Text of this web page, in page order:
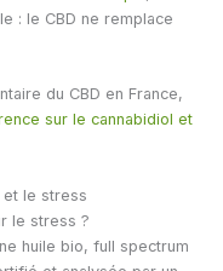
: le CBD ne remplace
du CBD en France,
sur le cannabidiol et
et le stress
le stress ?
huile bio, full spectrum